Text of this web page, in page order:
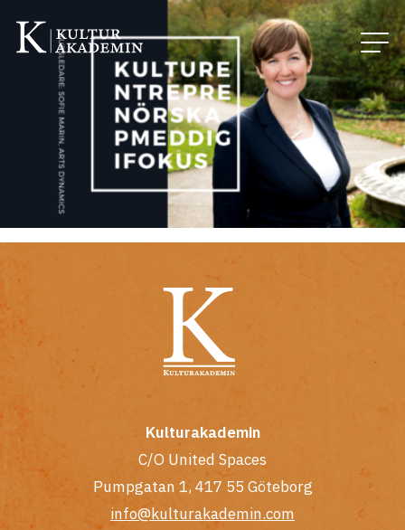
Kulturakademin
C/O United Spaces
Pumpgatan 1, 417 55 Göteborg
info@kulturakademin.com